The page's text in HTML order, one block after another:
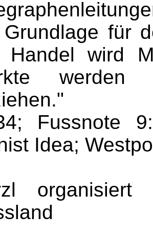
für
Handel wird
werden
Fussnote
Idea;
organisiert